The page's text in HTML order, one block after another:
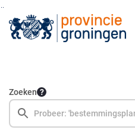
Ga naar de inhoud van deze pagina
Ga naar het zoeken
Ga naar het menu
Zoeken